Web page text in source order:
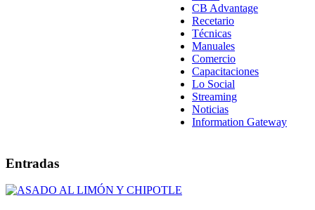
CB Advantage
Recetario
Técnicas
Manuales
Comercio
Capacitaciones
Lo Social
Streaming
Noticias
Information Gateway
Entradas